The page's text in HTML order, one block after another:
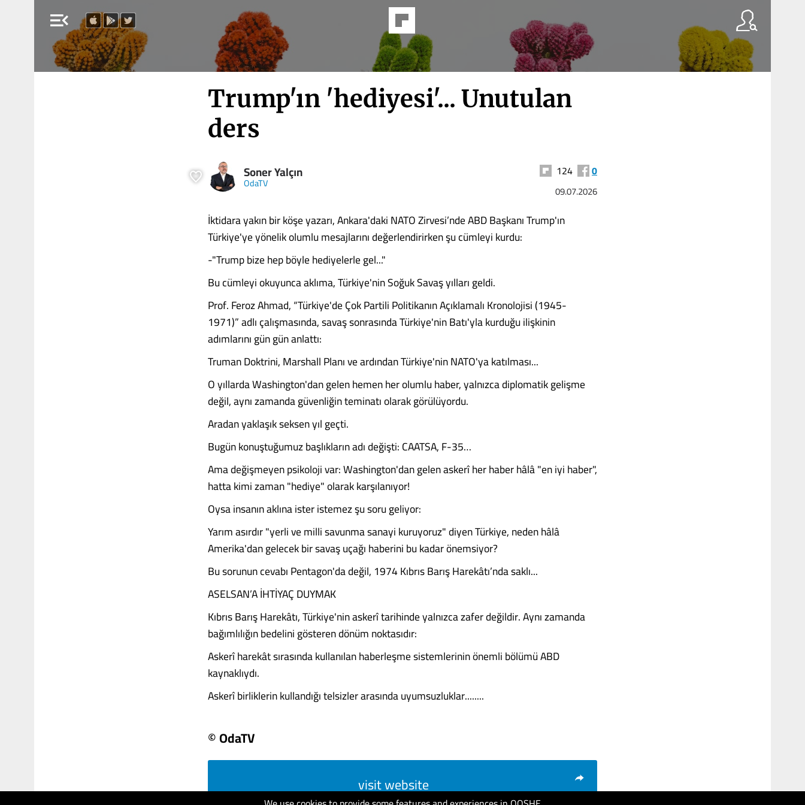
menu_open
Trump'ın 'hediyesi'... Unutulan
ders
Soner Yalçın
OdaTV
124 0
09.07.2026
İktidara yakın bir köşe yazarı, Ankara'daki NATO Zirvesi’nde ABD Başkanı Trump'ın
Türkiye'ye yönelik olumlu mesajlarını değerlendirirken şu cümleyi kurdu:
-"Trump bize hep böyle hediyelerle gel..."
Bu cümleyi okuyunca aklıma, Türkiye'nin Soğuk Savaş yılları geldi.
Prof. Feroz Ahmad, “Türkiye'de Çok Partili Politikanın Açıklamalı Kronolojisi (1945-
1971)” adlı çalışmasında, savaş sonrasında Türkiye'nin Batı'yla kurduğu ilişkinin
adımlarını gün gün anlattı:
Truman Doktrini, Marshall Planı ve ardından Türkiye'nin NATO'ya katılması...
O yıllarda Washington'dan gelen hemen her olumlu haber, yalnızca diplomatik gelişme
değil, aynı zamanda güvenliğin teminatı olarak görülüyordu.
Aradan yaklaşık seksen yıl geçti.
Bugün konuştuğumuz başlıkların adı değişti: CAATSA, F-35…
Ama değişmeyen psikoloji var: Washington'dan gelen askerî her haber hâlâ "en iyi haber",
hatta kimi zaman "hediye" olarak karşılanıyor!
Oysa insanın aklına ister istemez şu soru geliyor:
Yarım asırdır "yerli ve milli savunma sanayi kuruyoruz" diyen Türkiye, neden hâlâ
Amerika'dan gelecek bir savaş uçağı haberini bu kadar önemsiyor?
Bu sorunun cevabı Pentagon'da değil, 1974 Kıbrıs Barış Harekâtı’nda saklı...
ASELSAN’A İHTİYAÇ DUYMAK
Kıbrıs Barış Harekâtı, Türkiye'nin askerî tarihinde yalnızca zafer değildir. Aynı zamanda
bağımlılığın bedelini gösteren dönüm noktasıdır:
Askerî harekât sırasında kullanılan haberleşme sistemlerinin önemli bölümü ABD
kaynaklıydı.
Askerî birliklerin kullandığı telsizler arasında uyumsuzluklar........
© OdaTV
visit website